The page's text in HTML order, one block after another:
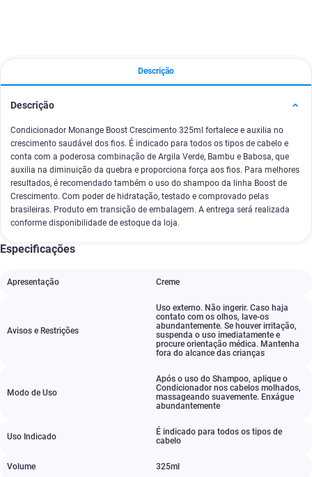
Descrição
Descrição
Condicionador Monange Boost Crescimento 325ml fortalece e auxilia no
crescimento saudável dos fios. É indicado para todos os tipos de cabelo e
conta com a poderosa combinação de Argila Verde, Bambu e Babosa, que
auxilia na diminuição da quebra e proporciona força aos fios. Para melhores
resultados, é recomendado também o uso do shampoo da linha Boost de
Crescimento. Com poder de hidratação, testado e comprovado pelas
brasileiras. Produto em transição de embalagem. A entrega será realizada
conforme disponibilidade de estoque da loja.
Especificações
Apresentação Creme
Avisos e Restrições
Uso externo. Não ingerir. Caso haja
contato com os olhos, lave-os
abundantemente. Se houver irritação,
suspenda o uso imediatamente e
procure orientação médica. Mantenha
fora do alcance das crianças
Modo de Uso
Após o uso do Shampoo, aplique o
Condicionador nos cabelos molhados,
massageando suavemente. Enxágue
abundantemente
Uso Indicado
É indicado para todos os tipos de
cabelo
Volume 325ml